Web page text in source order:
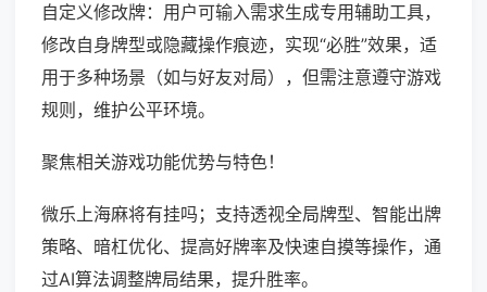
自定义修改牌：用户可输入需求生成专用辅助工具，
修改自身牌型或隐藏操作痕迹，实现“必胜”效果，适
用于多种场景（如与好友对局），但需注意遵守游戏
规则，维护公平环境。
聚焦相关游戏功能优势与特色！
微乐上海麻将有挂吗；支持透视全局牌型、智能出牌
策略、暗杠优化、提高好牌率及快速自摸等操作，通
过AI算法调整牌局结果，提升胜率。